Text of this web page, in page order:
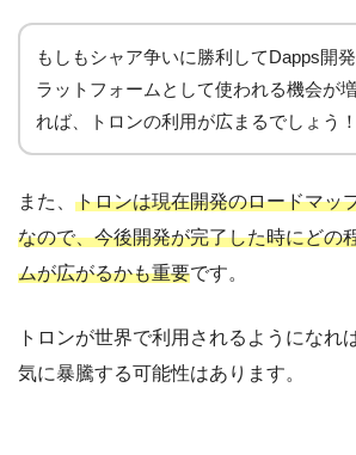
もしもシャア争いに勝利してDapps開
ラットフォームとして使われる機会が
れば、トロンの利用が広まるでしょう！
また、 トロンは現在開発のロードマッ
なので、今後開発が完了した時にどの
ムが広がるかも重要です。
トロンが世界で利用されるようになれ
気に暴騰する可能性はあります。